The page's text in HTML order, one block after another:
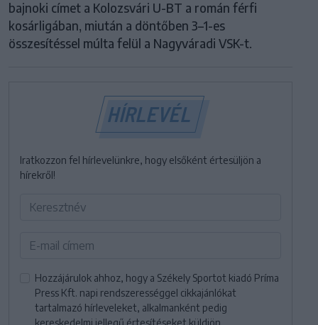
bajnoki címet a Kolozsvári U-BT a román férfi
kosárligában, miután a döntőben 3–1-es
összesítéssel múlta felül a Nagyváradi VSK-t.
HÍRLEVÉL
Iratkozzon fel hírlevelünkre, hogy elsőként értesüljön a
hírekről!
Hozzájárulok ahhoz, hogy a Székely Sportot kiadó Príma
Press Kft. napi rendszerességgel cikkajánlókat
tartalmazó hírleveleket, alkalmanként pedig